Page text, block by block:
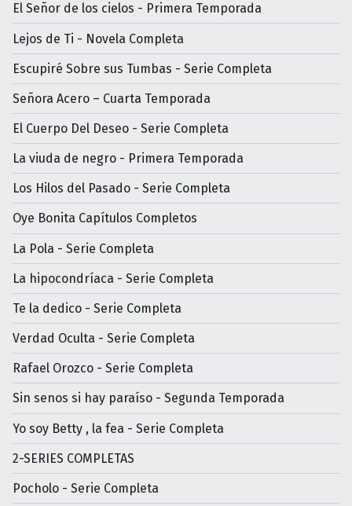
El Señor de los cielos - Primera Temporada
Lejos de Ti - Novela Completa
Escupiré Sobre sus Tumbas - Serie Completa
Señora Acero – Cuarta Temporada
El Cuerpo Del Deseo - Serie Completa
La viuda de negro - Primera Temporada
Los Hilos del Pasado - Serie Completa
Oye Bonita Capítulos Completos
La Pola - Serie Completa
La hipocondríaca - Serie Completa
Te la dedico - Serie Completa
Verdad Oculta - Serie Completa
Rafael Orozco - Serie Completa
Sin senos si hay paraíso - Segunda Temporada
Yo soy Betty , la fea - Serie Completa
2-SERIES COMPLETAS
Pocholo - Serie Completa